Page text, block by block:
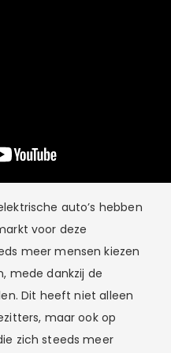
auto’s hebben
voor deze
meer mensen kiezen
mede dankzij de
Dit heeft niet alleen
maar ook op
zich steeds meer